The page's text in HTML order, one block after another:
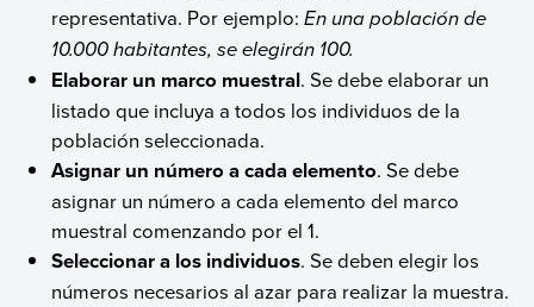
representativa. Por ejemplo:En una población de
10.000 habitantes, se elegirán 100.
Elaborar un marco muestral. Se debe elaborar un
listado que incluya a todos los individuos de la
población seleccionada.
Asignar un número a cada elemento. Se debe
asignar un número a cada elemento del marco
muestral comenzando por el 1.
Seleccionar a los individuos. Se deben elegir los
números necesarios al azar para realizar la muestra.